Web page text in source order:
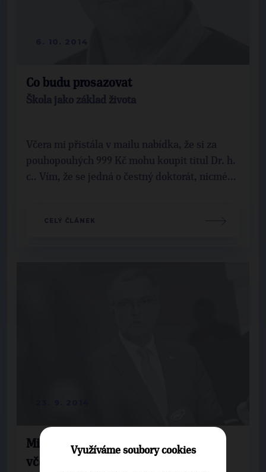
Co budu prosazovat
Škola jako základ života
Včera mi přistála v mailu nabídka, že si za
pouhopouhých 999 Kč mohu koupit titul Dr. h.
c.. Vím, že se jedná o čestný doktorát, nicmé...
CELÝ ČLÁNEK
Miroslav Kalousek a regionální lídři
včera v Uffu diskutovali s veřejností
Využíváme soubory cookies